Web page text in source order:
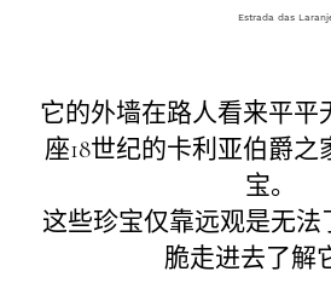
Estrada das
它的外墙在路人看来平平
座18世纪的卡利亚伯爵之
宝。
这些珍宝仅靠远观是无法
脆走进去了解
联系表格
Politica de